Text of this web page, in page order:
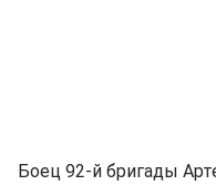
Боец 92-й бригады